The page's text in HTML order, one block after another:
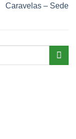
Caravelas – Sede